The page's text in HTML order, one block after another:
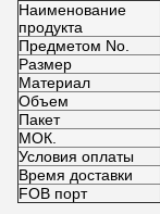
Наименование
продукта
Предметом No.
Размер
Материал
Объем
Пакет
МОК.
Условия оплаты
Время доставки
FOB порт